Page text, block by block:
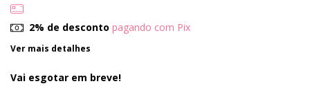
2% de desconto pagando com Pix
Ver mais detalhes
Vai esgotar em breve!